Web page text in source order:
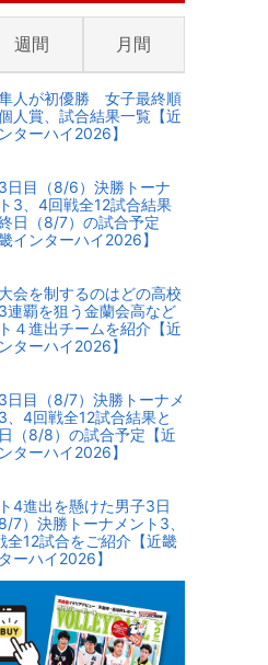
週間 月間
人が初優勝 女子最終順
人賞、試合結果一覧【近
ターハイ2026】
日目（8/6）決勝トーナ
3、4回戦全12試合結果
日（8/7）の試合予定
畿インターハイ2026】
会を制するのはどの高校
覇を狙う金蘭会高など
４進出チームを紹介【近
ターハイ2026】
日目（8/7）決勝トーナメ
、4回戦全12試合結果と
（8/8）の試合予定【近
ターハイ2026】
4進出を懸けた男子3日
7）決勝トーナメント3、
全12試合をご紹介【近畿
ーハイ2026】